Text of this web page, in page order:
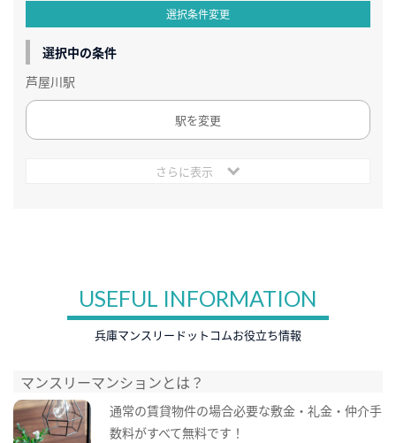
選択条件変更
選択中の条件
芦屋川駅
駅を変更
さらに表示
USEFUL INFORMATION
兵庫マンスリードットコムお役立ち情報
マンスリーマンションとは？
通常の賃貸物件の場合必要な敷金・礼金・仲介手
数料がすべて無料です！